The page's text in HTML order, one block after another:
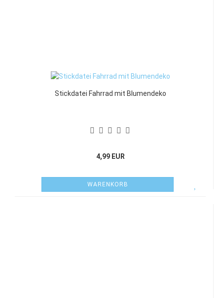
Stickdatei Fahrrad mit Blumendeko
4,99 EUR
WARENKORB